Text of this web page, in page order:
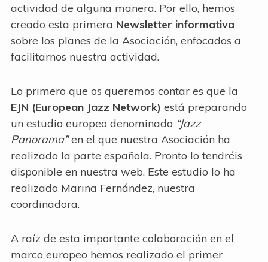
actividad de alguna manera. Por ello, hemos
creado esta primera Newsletter informativa
sobre los planes de la Asociación, enfocados a
facilitarnos nuestra actividad.
Lo primero que os queremos contar es que la
EJN (European Jazz Network) está preparando
un estudio europeo denominado “Jazz
Panorama”en el que nuestra Asociación ha
realizado la parte española. Pronto lo tendréis
disponible en nuestra web. Este estudio lo ha
realizado Marina Fernández, nuestra
coordinadora.
A raíz de esta importante colaboración en el
marco europeo hemos realizado el primer